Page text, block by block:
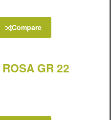
Compare
GR 22